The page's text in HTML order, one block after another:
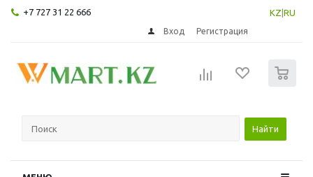
+7 727 31 22 666 KZ RU
Вход Регистрация
Найти